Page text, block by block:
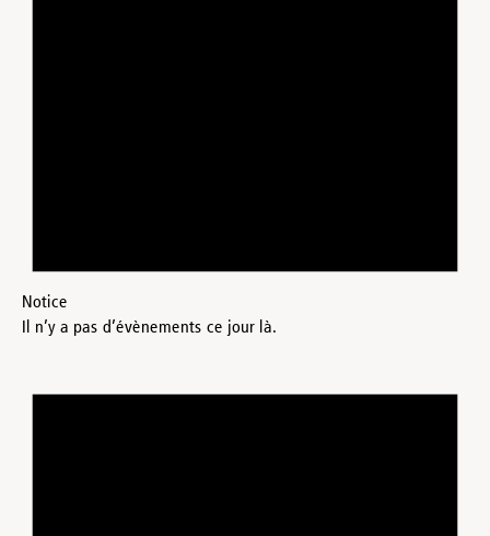
Notice
Il n’y a pas d’évènements ce jour là.